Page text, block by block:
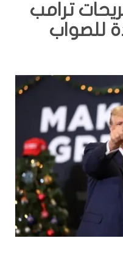
ترامب
للصواب